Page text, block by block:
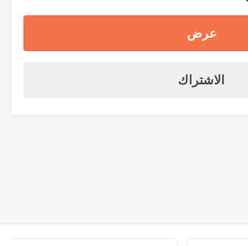
عرض
الاشتراك